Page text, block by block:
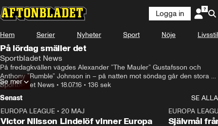
Logga in
Hem Serier Nyheter Sport Nöje Livsstil
På lördag smäller det
Sportbladet News
På fredagkvällen vägdes Alexander ”The Mauler” Gustafsson och
Anthony ”Rumble” Johnson in – på natten mot söndag går den stora
matchen av stapeln
Sportbladet News • 18.07.16 • 136 sek
Se mer
Senast
SE ALLA
EUROPA LEAGUE • 20 MAJ
Victor Nilsson Lindelöf vinner Europa
EUROPA
Självmål